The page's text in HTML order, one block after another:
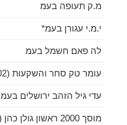
מ.ק תעופה בעמ
י.מ.י עגורן בעמ*
לה פאם חשמל בעמ
עומר טק סחר והשקעות (2002) בעמ
עדי גיל הזהב ירושלים בעמ
מוסך 2000 ראשון גולן כהן (2002